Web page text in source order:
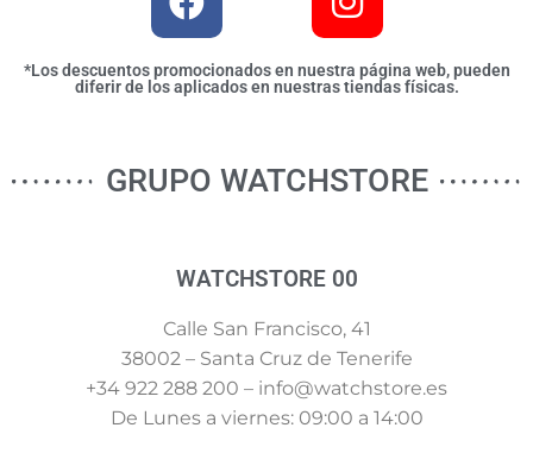
*Los descuentos promocionados en nuestra página web, pueden
diferir de los aplicados en nuestras tiendas físicas.
GRUPO WATCHSTORE
WATCHSTORE 00
Calle San Francisco, 41
38002 – Santa Cruz de Tenerife
+34 922 288 200 – info@watchstore.es
De Lunes a viernes: 09:00 a 14:00